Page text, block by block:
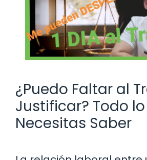
¿Puedo Faltar al
Justificar? Todo
Necesitas Saber